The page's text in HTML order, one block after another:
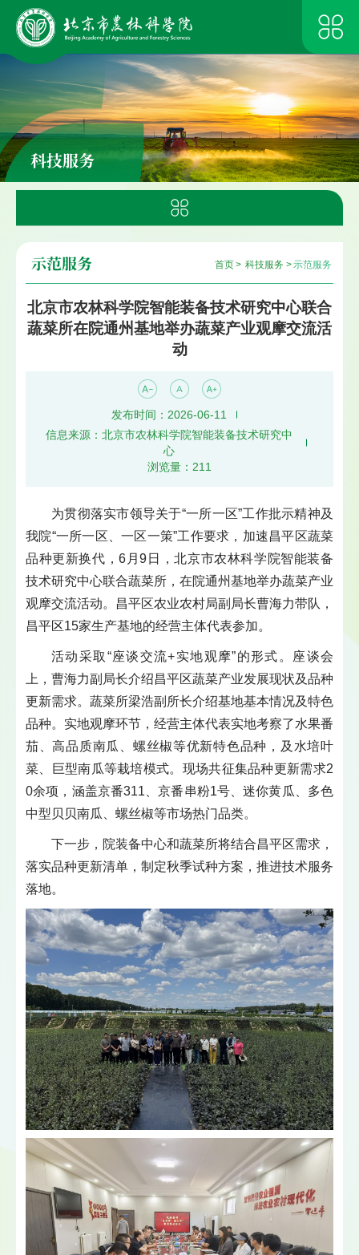
科技服务
首页> 科技服务 >示范服务
示范服务
北京市农林科学院智能装备技术研究中心联合
蔬菜所在院通州基地举办蔬菜产业观摩交流活
动
发布时间：2026-06-11
信息来源：北京市农林科学院智能装备技术研究中
心
浏览量： 211
为贯彻落实市领导关于“一所一区”工作批示精神及
我院“一所一区、一区一策”工作要求，加速昌平区蔬菜
品种更新换代，6月9日，北京市农林科学院智能装备
技术研究中心联合蔬菜所，在院通州基地举办蔬菜产业
观摩交流活动。昌平区农业农村局副局长曹海力带队，
昌平区15家生产基地的经营主体代表参加。
活动采取“座谈交流+实地观摩”的形式。座谈会
上，曹海力副局长介绍昌平区蔬菜产业发展现状及品种
更新需求。蔬菜所梁浩副所长介绍基地基本情况及特色
品种。实地观摩环节，经营主体代表实地考察了水果番
茄、高品质南瓜、螺丝椒等优新特色品种，及水培叶
菜、巨型南瓜等栽培模式。现场共征集品种更新需求2
0余项，涵盖京番311、京番串粉1号、迷你黄瓜、多色
中型贝贝南瓜、螺丝椒等市场热门品类。
下一步，院装备中心和蔬菜所将结合昌平区需求，
落实品种更新清单，制定秋季试种方案，推进技术服务
落地。